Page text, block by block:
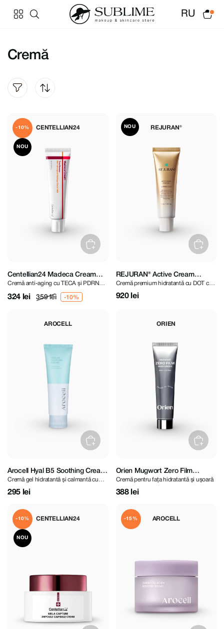
RU
Cremă
CENTELLIAN24
-10%
NOU
Centellian24 Madeca Cream
Time Reverse 50 ml
Cremă anti-aging cu TECA și PDRN
pentru regenerare și repararea barierei
cutanate
324 lei 359 lei
REJURAN®
NOU
REJURAN® Active Cream
Enhanced DOT™ c-PDRN 50 ml
Cremă premium hidratantă cu DOT c-
PDRN®
920 lei
AROCELL
Arocell Hyal B5 Soothing Cream
80 ml
Cremă gel hidratantă și calmantă cu
acid hialuronic și panthenol
295 lei
ORIEN
Orien Mugwort Zero Film
Moisturizer 60ml
Cremă pentru fața hidratantă și ușoară
388 lei
CENTELLIAN24
-10%
NOU
AROCELL
-15%